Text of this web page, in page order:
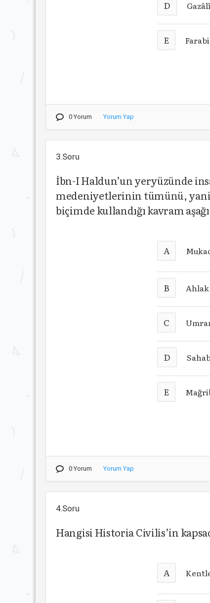
D Gazâlî
E Farabi
0 Yorum Yorum Yap
3.Soru
İbn-I Haldun’un yeryüzünde
medeniyetlerinin tümünü, yani
biçimde kullandığı kavram
A
B Ahlak
C
D
E
0 Yorum Yorum Yap
4.Soru
Hangisi Historia Civilis’in
A